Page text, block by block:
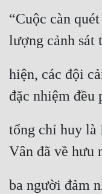
“Cuộc càn
lượng cảnh sát
hiện, các đội
đặc nhiệm đều
tổng chỉ huy là
Vân đã về hưu
ba người đảm